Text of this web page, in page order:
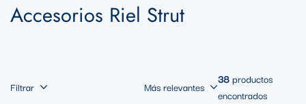
Accesorios Riel Strut
Filtrar Más relevantes
38productos
encontrados